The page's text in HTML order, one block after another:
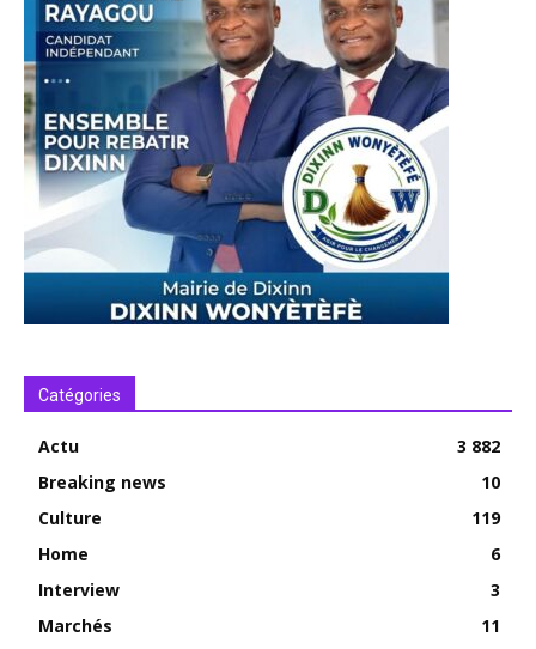
Catégories
Actu
3 882
Breaking news
10
Culture
119
Home
6
Interview
3
Marchés
11